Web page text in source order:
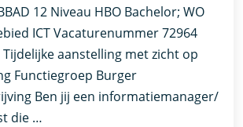
12 Niveau HBO Bachelor; WO
ICT Vacaturenummer 72964
aanstelling met zicht op
Functiegroep Burger
Ben jij een informatiemanager/
die …